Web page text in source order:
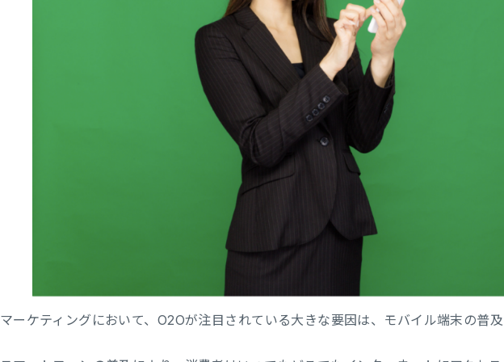
マーケティングにおいて、O2Oが注目されている大きな要因は、モバイル端末の普